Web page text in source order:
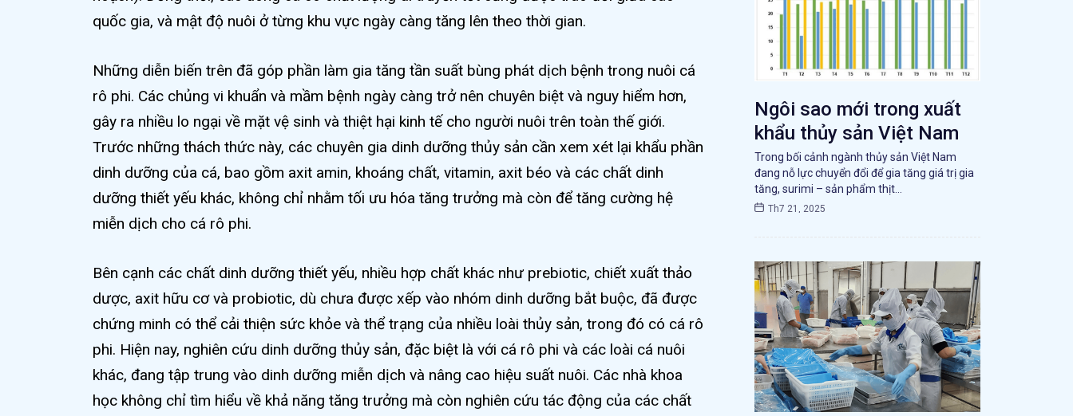
quốc gia, và mật độ nuôi ở từng khu vực ngày càng tăng lên theo thời gian.
Những diễn biến trên đã góp phần làm gia tăng tần suất bùng phát dịch bệnh trong nuôi cá
rô phi. Các chủng vi khuẩn và mầm bệnh ngày càng trở nên chuyên biệt và nguy hiểm hơn,
gây ra nhiều lo ngại về mặt vệ sinh và thiệt hại kinh tế cho người nuôi trên toàn thế giới.
Trước những thách thức này, các chuyên gia dinh dưỡng thủy sản cần xem xét lại khẩu phần
dinh dưỡng của cá, bao gồm axit amin, khoáng chất, vitamin, axit béo và các chất dinh
dưỡng thiết yếu khác, không chỉ nhằm tối ưu hóa tăng trưởng mà còn để tăng cường hệ
miễn dịch cho cá rô phi.
Bên cạnh các chất dinh dưỡng thiết yếu, nhiều hợp chất khác như prebiotic, chiết xuất thảo
dược, axit hữu cơ và probiotic, dù chưa được xếp vào nhóm dinh dưỡng bắt buộc, đã được
chứng minh có thể cải thiện sức khỏe và thể trạng của nhiều loài thủy sản, trong đó có cá rô
phi. Hiện nay, nghiên cứu dinh dưỡng thủy sản, đặc biệt là với cá rô phi và các loài cá nuôi
khác, đang tập trung vào dinh dưỡng miễn dịch và nâng cao hiệu suất nuôi. Các nhà khoa
học không chỉ tìm hiểu về khả năng tăng trưởng mà còn nghiên cứu tác động của các chất
Ngôi sao mới trong xuất
khẩu thủy sản Việt Nam
Trong bối cảnh ngành thủy sản Việt Nam
đang nỗ lực chuyển đổi để gia tăng giá trị gia
tăng, surimi – sản phẩm thịt…
Th7 21, 2025